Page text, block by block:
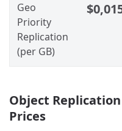
Geo
Priority
Replication
(per GB)
Object
Prices